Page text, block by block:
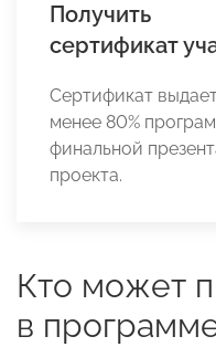
Получить
сертификат
Сертификат
менее 80%
финальной
проекта.
Кто может
в